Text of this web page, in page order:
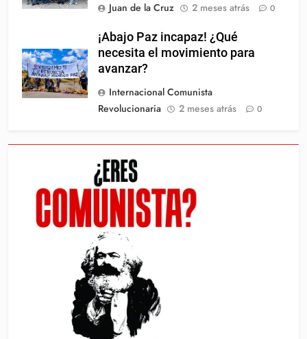
Juan de la Cruz
2 meses atrás 0
¡Abajo Paz incapaz! ¿Qué
necesita el movimiento para
avanzar?
Internacional Comunista
Revolucionaria
2 meses atrás 0